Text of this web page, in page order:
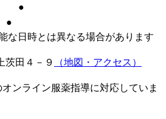
●
●
な日時とは異なる場合があります
茨田４－９
（地図・アクセス）
ンライン服薬指導に対応していま